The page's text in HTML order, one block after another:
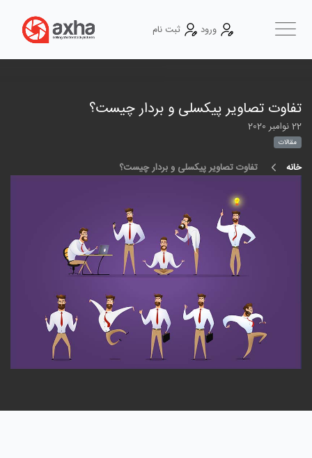
ورود ثبت نام
تفاوت تصاویر پیکسلی و بردار چیست؟
22 نوامبر 2020
مقالات
خانه تفاوت تصاویر پیکسلی و بردار چیست؟